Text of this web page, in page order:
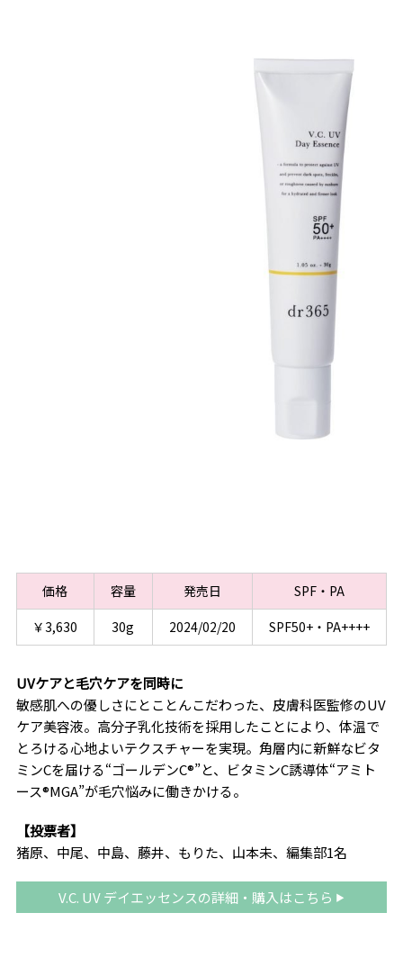
価格 容量 発売日
SPF・PA
￥3,630
30g 2024/02/20 SPF50+・PA++++
UVケアと毛穴ケアを同時に
敏感肌への優しさにとことんこだわった、皮膚科医監修のUV
ケア美容液。高分子乳化技術を採用したことにより、体温で
とろける心地よいテクスチャーを実現。角層内に新鮮なビタ
ミンCを届ける“ゴールデンC®”と、ビタミンC誘導体“アミト
ース®MGA”が毛穴悩みに働きかける。
【投票者】
猪原、中尾、中島、藤井、もりた、山本未、編集部1名
V.C. UV デイエッセンスの詳細・購入はこちら